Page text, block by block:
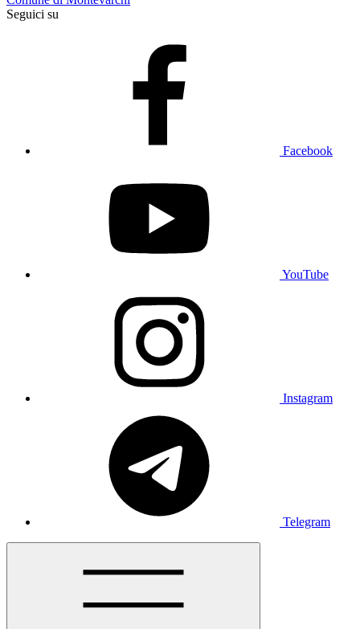
Seguici su
Facebook
YouTube
Instagram
Telegram